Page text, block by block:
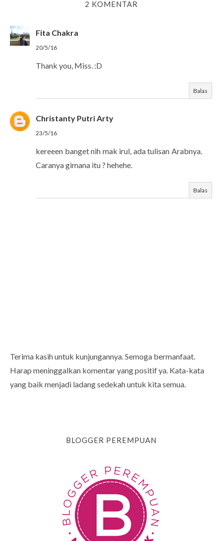
2 KOMENTAR
Fita Chakra
20/5/16
Thank you, Miss. :D
Balas
Christanty Putri Arty
23/5/16
kereeen banget nih mak irul, ada tulisan Arabnya.
Caranya gimana itu ? hehehe.
Balas
Terima kasih untuk kunjungannya. Semoga bermanfaat.
Harap meninggalkan komentar yang positif ya. Kata-kata
yang baik menjadi ladang sedekah untuk kita semua.
BLOGGER PEREMPUAN